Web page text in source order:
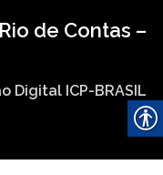
de Contas –
Digital ICP-BRASIL